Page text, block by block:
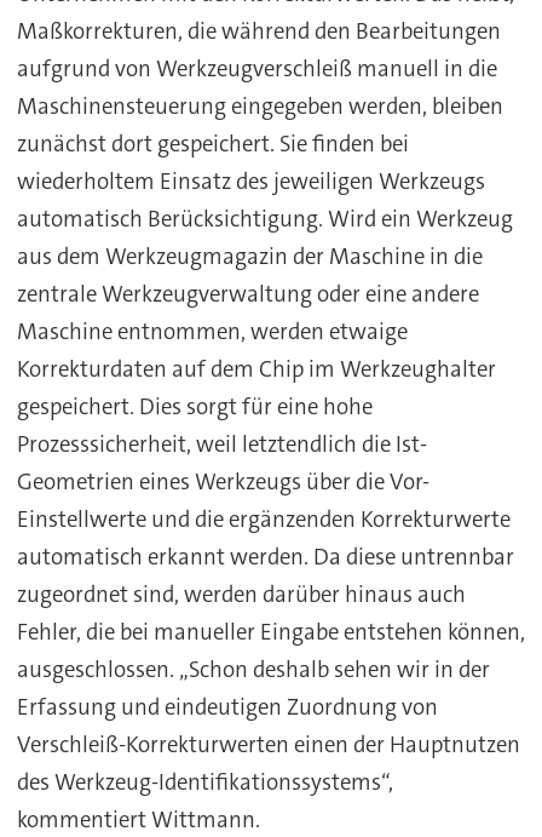
Maßkorrekturen, die während den Bearbeitungen
aufgrund von Werkzeugverschleiß manuell in die
Maschinensteuerung eingegeben werden, bleiben
zunächst dort gespeichert. Sie finden bei
wiederholtem Einsatz des jeweiligen Werkzeugs
automatisch Berücksichtigung. Wird ein Werkzeug
aus dem Werkzeugmagazin der Maschine in die
zentrale Werkzeugverwaltung oder eine andere
Maschine entnommen, werden etwaige
Korrekturdaten auf dem Chip im Werkzeughalter
gespeichert. Dies sorgt für eine hohe
Prozesssicherheit, weil letztendlich die Ist-
Geometrien eines Werkzeugs über die Vor-
Einstellwerte und die ergänzenden Korrekturwerte
automatisch erkannt werden. Da diese untrennbar
zugeordnet sind, werden darüber hinaus auch
Fehler, die bei manueller Eingabe entstehen können,
ausgeschlossen. „Schon deshalb sehen wir in der
Erfassung und eindeutigen Zuordnung von
Verschleiß-Korrekturwerten einen der Hauptnutzen
des Werkzeug-Identifikationssystems“,
kommentiert Wittmann.